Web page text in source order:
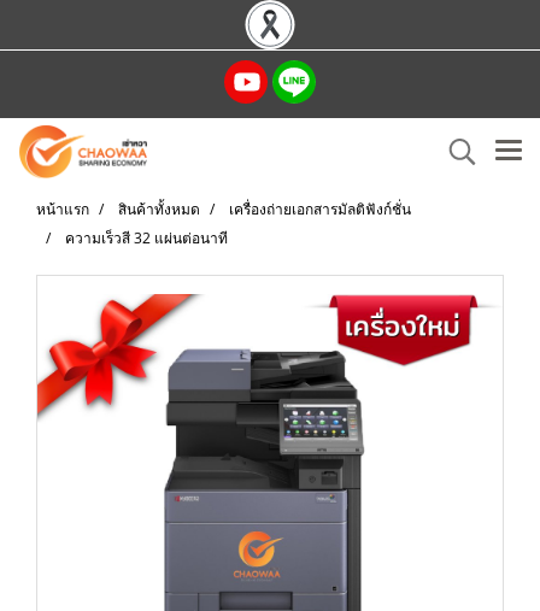
หน้าแรก สินค้าทั้งหมด
เครื่องถ่ายเอกสารมัลติฟังก์ชั่น
ความเร็วสี 32 แผ่นต่อนาที